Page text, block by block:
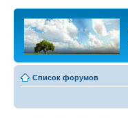
Список форумов